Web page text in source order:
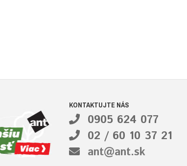
KONTAKTUJTE NÁS
0905 624 077
02 / 60 10 37 21
ant@ant.sk